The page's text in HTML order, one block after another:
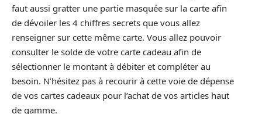
faut aussi gratter une partie masquée sur la carte afin
de dévoiler les 4 chiffres secrets que vous allez
renseigner sur cette même carte. Vous allez pouvoir
consulter le solde de votre carte cadeau afin de
sélectionner le montant à débiter et compléter au
besoin. N’hésitez pas à recourir à cette voie de dépense
de vos cartes cadeaux pour l’achat de vos articles haut
de gamme.